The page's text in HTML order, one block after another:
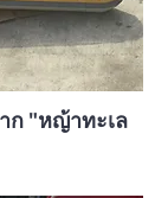
ก "หญ้าทะเล